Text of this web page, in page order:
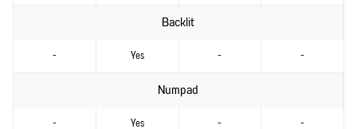
Backlit
- Yes - -
Numpad
- Yes - -